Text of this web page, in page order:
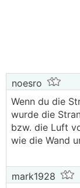
noesro
Wenn du die
wurde die
bzw. die Luft
wie die Wand
mark1928